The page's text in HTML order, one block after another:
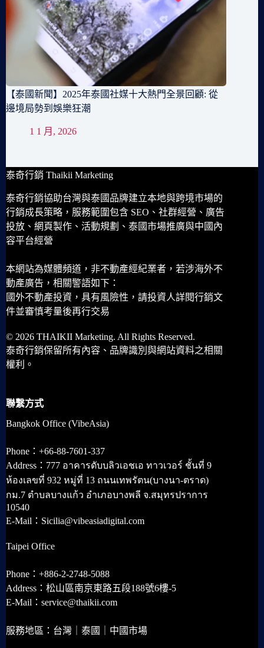
【泰國新聞】2025年泰國社媒十大熱門全景回顧: 從
邊境局勢到娛樂狂潮
1 1 月, 2026
泰奇行銷 Thaikii Marketing
泰奇行銷協助台灣與泰國品牌建立本地與跨境市場的
行銷成長策略，服務範圍包含 SEO、社群經營、廣告
投放、網頁製作、活動規劃、泰國市場推廣與中國內
容平台經營
本網站為媒體頻道，非不動產經紀業者，若涉海外不
動產廣告，相關警語如下：
國外不動產投資，具有風險性，請投資人詳閱行銷文
件並審慎考量後再行交易
© 2026 THAIKII Marketing. All Rights Reserved.
泰奇行銷保留所有內容、品牌識別與網站資料之相關
權利。
聯繫方式
Bangkok Office (VibeAsia)
Phone：+66-88-7601-337
Address：777 อาคารดับบลิวเอชเอ ทาวเวอร์ ชั้นที่ 9
ห้องเลขที่ 932 หมู่ที่ 13 ถนนเทพรัตน(บางนา-ตราด)
กม.7 ตำบลบางแก้ว อำเภอบางพลี จ.สมุทรปราการ
10540
E-Mail：Sicilia@vibeasiadigital.com
Taipei Office
Phone：+886-2-2748-5088
Address：松山區南京東路五段188號6樓-5
E-Mail：service@thaikii.com
服務地區：台灣｜泰國｜中國市場